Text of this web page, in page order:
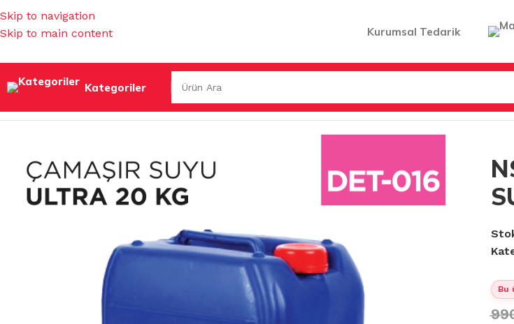
Skip to navigation
Skip to main content
Kurumsal Tedarik
Kategoriler
TEMİZLİK KİMYASALLARI/ÇAMAŞIR SULARI/NST ULTRA ÇAMAŞIR SUYU 20 KG
Bu